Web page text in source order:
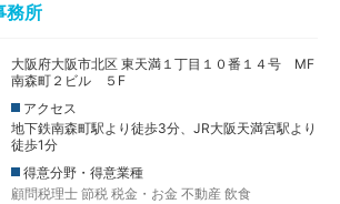
務所
大阪府大阪市北区 東天満１丁目１０番１４号 MF
南森町２ビル ５F
アクセス
地下鉄南森町駅より徒歩3分、JR大阪天満宮駅より
徒歩1分
得意分野・得意業種
顧問税理士 節税 税金・お金 不動産 飲食